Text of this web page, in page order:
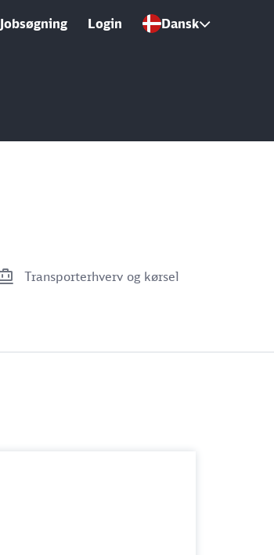
Jobsøgning Login Dansk
Transporterhverv og kørsel